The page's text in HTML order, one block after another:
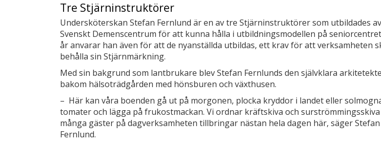
Tre Stjärninstruktörer
Undersköterskan Stefan Fernlund är en av tre Stjärninstruktörer som utbildades av
Svenskt Demenscentrum för att kunna hålla i utbildningsmodellen på
år anvarar han även för att de nyanställda utbildas, ett krav för att verksamheten
behålla sin Stjärnmärkning.
Med sin bakgrund som lantbrukare blev Stefan Fernlunds den självklara
bakom hälsoträdgården med hönsburen och växthusen.
– Här kan våra boenden gå ut på morgonen, plocka kryddor i landet eller
tomater och lägga på frukostmackan. Vi ordnar kräftskiva och surströmmingsskiva
många gäster på dagverksamheten tillbringar nästan hela dagen här, säger Stefan
Fernlund.